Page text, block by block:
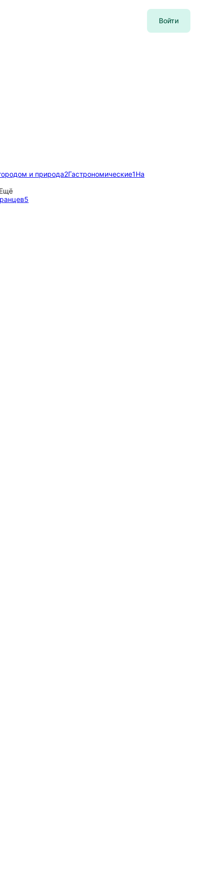
Войти
и природа2Гастрономические1На
5